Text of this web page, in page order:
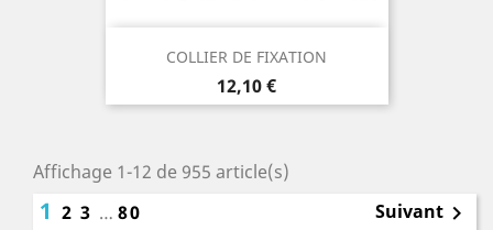
COLLIER DE FIXATION
Prix
12,10 €
Affichage 1-12 de 955 article(s)
1 2 3 … 80 Suivant 